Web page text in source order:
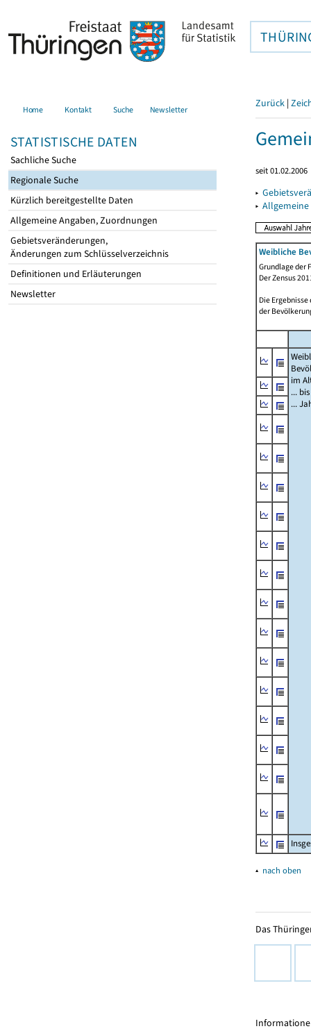
Home Kontakt Suche Newsletter
STATISTISCHE DATEN
Sachliche Suche
Regionale Suche
Kürzlich bereitgestellte Daten
Allgemeine Angaben, Zuordnungen
Gebietsveränderungen,
Änderungen zum Schlüsselverzeichnis
Definitionen und Erläuterungen
Newsletter
Zurück |
seit 01.02.2006
▸
▸
Weibliche
Grundlage der
Der Zensus
Die
der
im
...
...
▴ nach oben
Das